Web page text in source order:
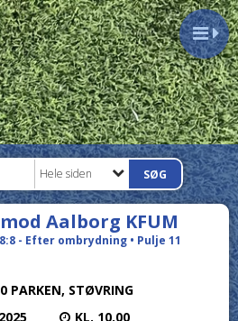
Hele siden
Aalborg KFUM
- Efter ombrydning • Pulje 11
PARKEN, STØVRING
KL. 10.00